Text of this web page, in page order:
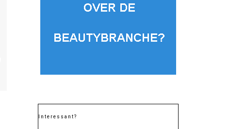
Interessant?